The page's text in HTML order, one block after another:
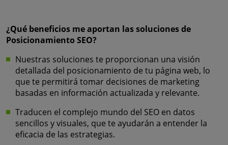
¿Qué beneficios me aportan las soluciones de
Posicionamiento SEO?
Nuestras soluciones te proporcionan una visión
detallada del posicionamiento de tu página web, lo
que te permitirá tomar decisiones de marketing
basadas en información actualizada y relevante.
Traducen el complejo mundo del SEO en datos
sencillos y visuales, que te ayudarán a entender la
eficacia de las estrategias.